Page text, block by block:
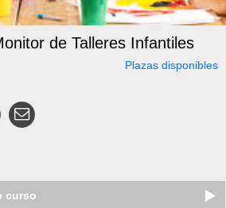
de Talleres Infantiles
Plazas disponibles
curso